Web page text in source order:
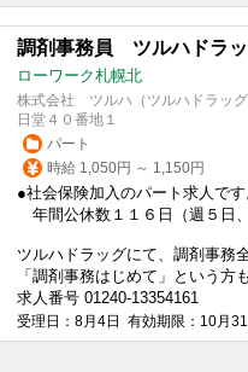
調剤事務員 ツルハドラ
ローワーク札幌北
株式会社 ツルハ（ツルハドラッ
日堂４０番地１
パート
時給 1,050円 ～ 1,150円
●社会保険加入のパート求人です
年間公休数１１６日（週５日
ツルハドラッグにて、調剤事務
「調剤事務はじめて」という
求人番号 01240-13354161
受理日：8月4日 有効期限：10月31